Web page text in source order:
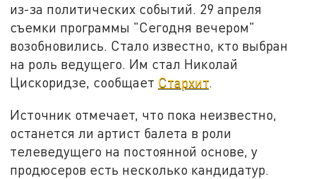
из-за политических событий. 29 апреля
съемки программы "Сегодня вечером"
возобновились. Стало известно, кто выбран
на роль ведущего. Им стал Николай
Цискоридзе, сообщает Стархит.
Источник отмечает, что пока неизвестно,
останется ли артист балета в роли
телеведущего на постоянной основе, у
продюсеров есть несколько кандидатур.